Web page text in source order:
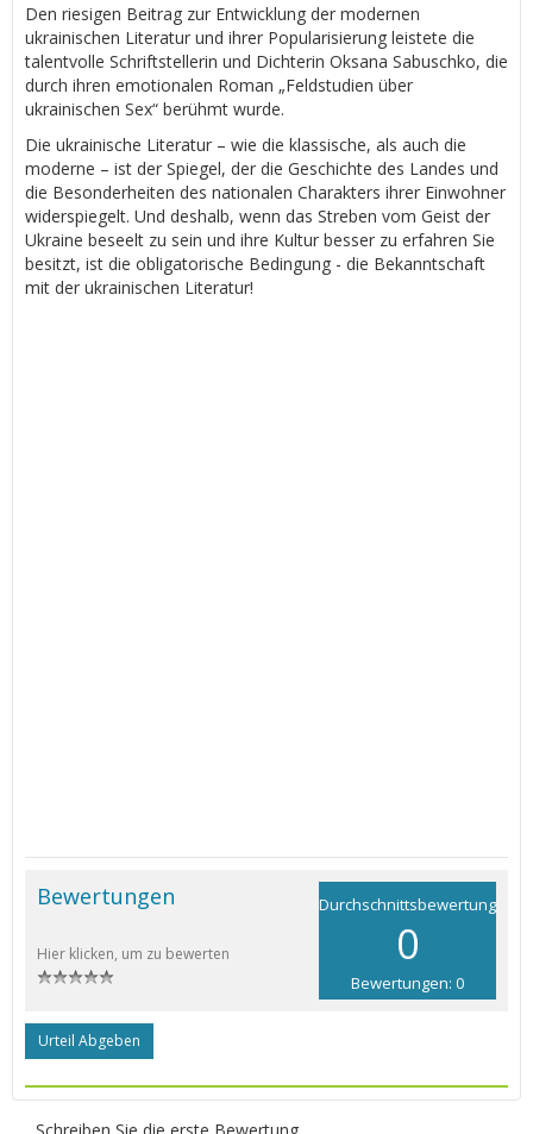
Den riesigen Beitrag zur Entwicklung der modernen
ukrainischen Literatur und ihrer Popularisierung leistete die
talentvolle Schriftstellerin und Dichterin Oksana Sabuschko, die
durch ihren emotionalen Roman „Feldstudien über
ukrainischen Sex“ berühmt wurde.
Die ukrainische Literatur – wie die klassische, als auch die
moderne – ist der Spiegel, der die Geschichte des Landes und
die Besonderheiten des nationalen Charakters ihrer Einwohner
widerspiegelt. Und deshalb, wenn das Streben vom Geist der
Ukraine beseelt zu sein und ihre Kultur besser zu erfahren Sie
besitzt, ist die obligatorische Bedingung - die Bekanntschaft
mit der ukrainischen Literatur!
Durchschnittsbewertung
0
Bewertungen: 0
Bewertungen
Hier klicken, um zu bewerten
Urteil Abgeben
Schreiben Sie die erste Bewertung